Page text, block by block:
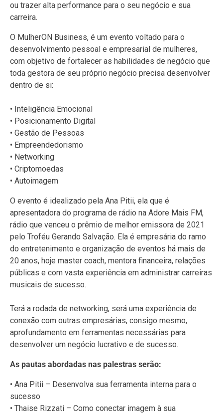
ou trazer alta performance para o seu negócio e sua
carreira.
O MulherON Business, é um evento voltado para o
desenvolvimento pessoal e empresarial de mulheres,
com objetivo de fortalecer as habilidades de negócio que
toda gestora de seu próprio negócio precisa desenvolver
dentro de si:
• Inteligência Emocional
• Posicionamento Digital
• Gestão de Pessoas
• Empreendedorismo
• Networking
• Criptomoedas
• Autoimagem
O evento é idealizado pela Ana Pitii, ela que é
apresentadora do programa de rádio na Adore Mais FM,
rádio que venceu o prêmio de melhor emissora de 2021
pelo Troféu Gerando Salvação. Ela é empresária do ramo
do entretenimento e organização de eventos há mais de
20 anos, hoje master coach, mentora financeira, relações
públicas e com vasta experiência em administrar carreiras
musicais de sucesso.
Terá a rodada de networking, será uma experiência de
conexão com outras empresárias, consigo mesmo,
aprofundamento em ferramentas necessárias para
desenvolver um negócio lucrativo e de sucesso.
As pautas abordadas nas palestras serão:
• Ana Pitii – Desenvolva sua ferramenta interna para o
sucesso
• Thaise Rizzati – Como conectar imagem à sua